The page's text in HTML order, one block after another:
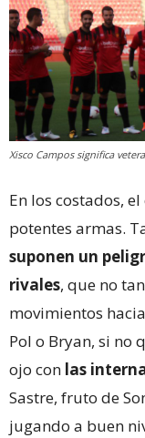
Xisco Campos significa
En los costados,
potentes armas.
suponen un
rivales, que no
movimientos
Pol o Bryan, si no
ojo con las
Sastre, fruto de
jugando a buen